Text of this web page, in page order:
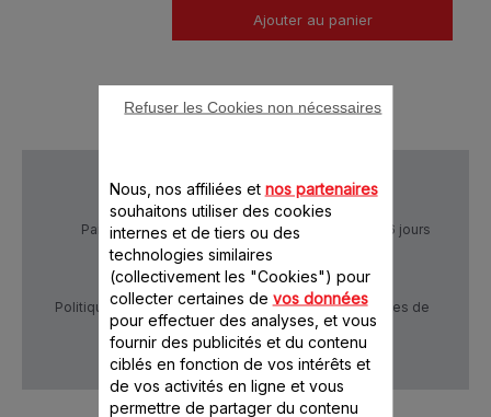
Ajouter au panier
Paiement Sécurisé Livraison sous 5 à 6 jours
Politique de confidentialité
Conditions générales de
vente
Nous, nos affiliées et nos partenaires
souhaitons utiliser des cookies
internes et de tiers ou des
technologies similaires
(collectivement les "Cookies") pour
collecter certaines de vos données
pour effectuer des analyses, et vous
fournir des publicités et du contenu
ciblés en fonction de vos intérêts et
de vos activités en ligne et vous
permettre de partager du contenu
Refuser les Cookies non nécessaires